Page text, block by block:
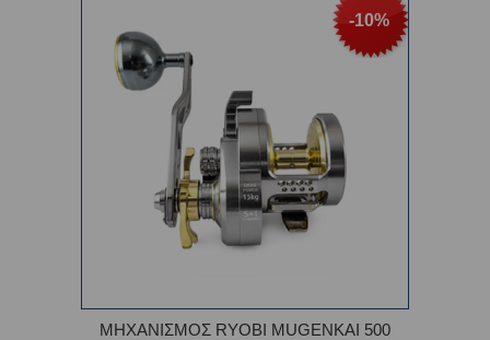
-10%
ΜΗΧΑΝΙΣΜΟΣ RYOBI MUGENKAI 500